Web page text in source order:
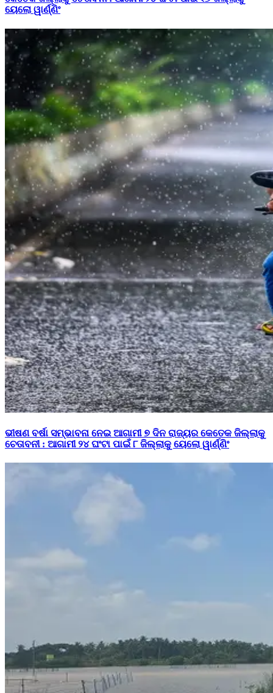
ୟେଲୋ ୱାର୍ଣ୍ଣିଂ
ଭୀଷଣ ବର୍ଷା ସମ୍ଭାବନା ନେଇ ଆଗାମୀ ୭ ଦିନ ରାଜ୍ୟର କେତେକ ଜିଲ୍ଲାକୁ
ଚେତାବନୀ : ଆଗାମୀ ୨୪ ଘଂଟା ପାଇଁ ୮ ଜିଲ୍ଲାକୁ ୟେଲୋ ୱାର୍ଣ୍ଣିଂ